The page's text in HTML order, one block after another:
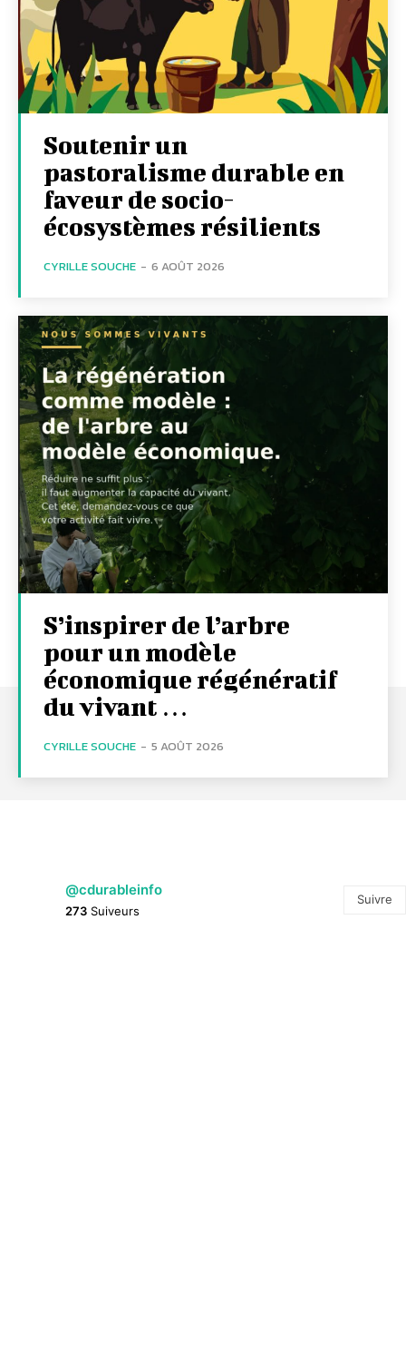
Soutenir un
pastoralisme durable en
faveur de socio-
écosystèmes résilients
CYRILLE SOUCHE - 6 AOÛT 2026
S’inspirer de l’arbre
pour un modèle
économique régénératif
du vivant …
CYRILLE SOUCHE - 5 AOÛT 2026
@cdurableinfo
273 Suiveurs
Suivre